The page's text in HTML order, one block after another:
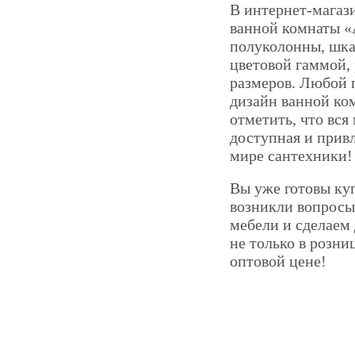
В интернет-
ванной комнаты
полуколонны,
цветовой
размеров. Любой
дизайн ванной
отметить, что
доступная и
мире сантехники!
Вы уже готовы
возникли
мебели и
не только в
оптовой цене!